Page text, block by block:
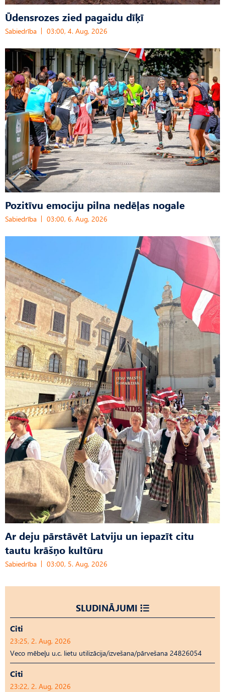
Ūdensrozes zied pagaidu dīķī
Sabiedrība 03:00, 4. Aug, 2026
Pozitīvu emociju pilna nedēļas nogale
Sabiedrība 03:00, 6. Aug, 2026
Ar deju pārstāvēt Latviju un iepazīt citu
tautu krāšņo kultūru
Sabiedrība 03:00, 5. Aug, 2026
SLUDINĀJUMI
Citi
23:25, 2. Aug, 2026
Veco mēbeļu u.c. lietu utilizācija/izvešana/pārvešana 24826054
Citi
23:22, 2. Aug, 2026